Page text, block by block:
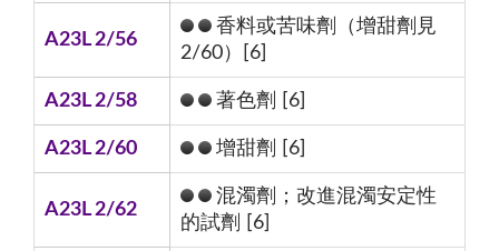
A23L 2/56
香料或苦味劑（增甜劑見
2/60）[6]
A23L 2/58 著色劑 [6]
A23L 2/60 增甜劑 [6]
A23L 2/62
混濁劑；改進混濁安定性
的試劑 [6]